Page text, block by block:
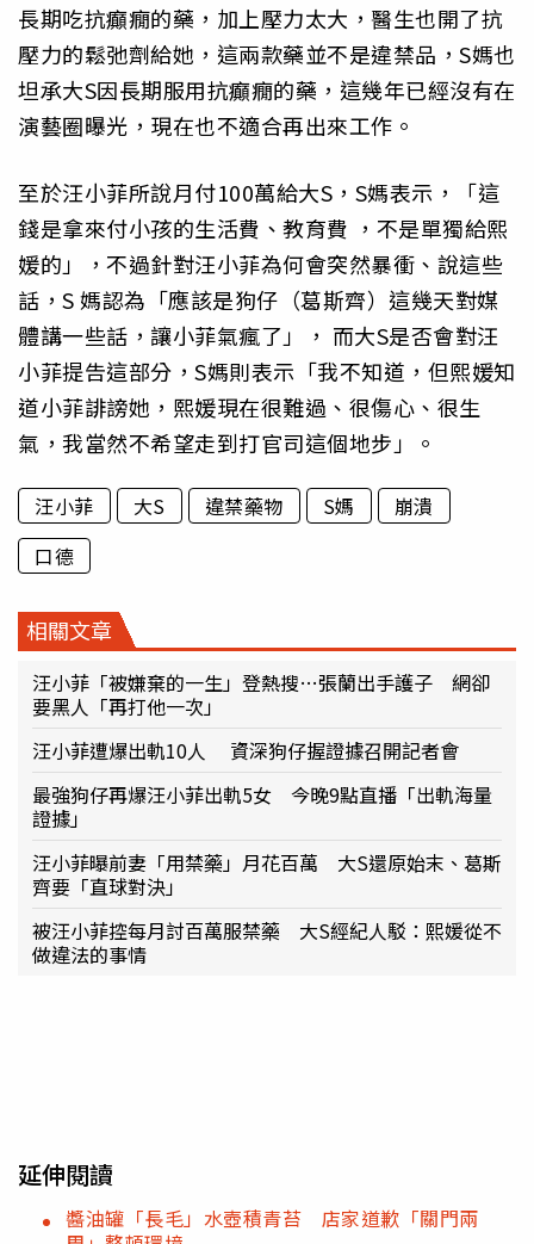
長期吃抗癲癇的藥，加上壓力太大，醫生也開了抗
壓力的鬆弛劑給她，這兩款藥並不是違禁品，S媽也
坦承大S因長期服用抗癲癇的藥，這幾年已經沒有在
演藝圈曝光，現在也不適合再出來工作。
至於汪小菲所說月付100萬給大S，S媽表示，「這
錢是拿來付小孩的生活費、教育費 ，不是單獨給熙
媛的」，不過針對汪小菲為何會突然暴衝、說這些
話，S 媽認為「應該是狗仔（葛斯齊）這幾天對媒
體講一些話，讓小菲氣瘋了」， 而大S是否會對汪
小菲提告這部分，S媽則表示「我不知道，但熙媛知
道小菲誹謗她，熙媛現在很難過、很傷心、很生
氣，我當然不希望走到打官司這個地步」。
汪小菲 大S 違禁藥物 S媽
崩潰
口德
相關文章
汪小菲「被嫌棄的一生」登熱搜…張蘭出手護子 網卻
要黑人「再打他一次」
汪小菲遭爆出軌10人 資深狗仔握證據召開記者會
最強狗仔再爆汪小菲出軌5女 今晚9點直播「出軌海量
證據」
汪小菲曝前妻「用禁藥」月花百萬 大S還原始末、葛斯
齊要「直球對決」
被汪小菲控每月討百萬服禁藥 大S經紀人駁：熙媛從不
做違法的事情
延伸閱讀
醬油罐「長毛」水壺積青苔 店家道歉「關門兩